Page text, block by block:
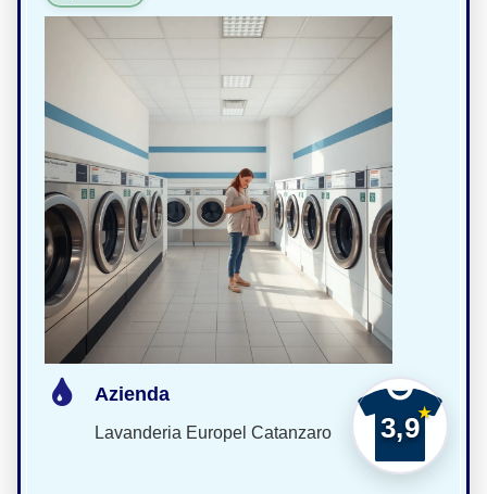
3,9
Azienda
Lavanderia Europel Catanzaro